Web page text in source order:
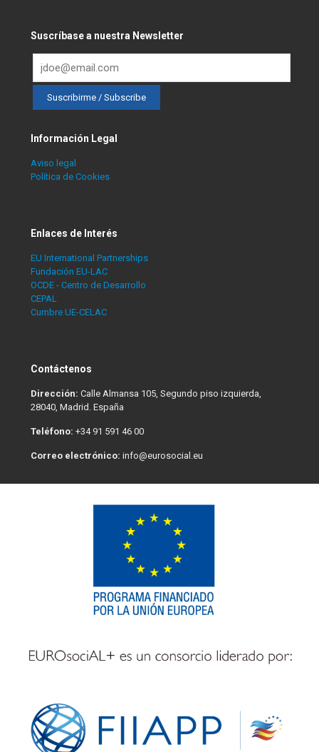
Suscríbase a nuestra Newsletter
Información Legal
Aviso legal
Política de Cookies
Enlaces de Interés
EU International Partnerships
Fundación EU-LAC
OCDE - Centro de Desarrollo
CEPAL
Cumbre UE-CELAC
Contáctenos
Dirección: Calle Almansa 105, Segundo piso izquierda,
28040, Madrid. España
Teléfono: +34 91 591 46 00
Correo electrónico: info@eurosocial.eu